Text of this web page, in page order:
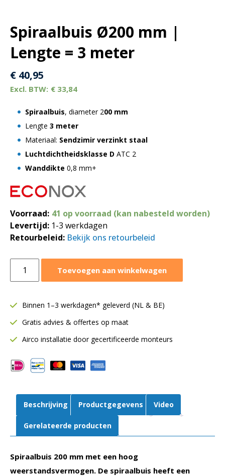
Spiraalbuis Ø200 mm |
Lengte = 3 meter
€ 40,95
€ 33,84
Spiraalbuis, diameter 200 mm
Lengte 3 meter
Materiaal: Sendzimir verzinkt staal
Luchtdichtheidsklasse D ATC 2
Wanddikte 0,8 mm+
Voorraad: 41 op voorraad (kan nabesteld worden)
Levertijd: 1-3 werkdagen
Retourbeleid: Bekijk ons retourbeleid
Ø200
=
3
aantal
Toevoegen aan winkelwagen
Binnen 1–3 werkdagen* geleverd (NL & BE)
Gratis advies & offertes op maat
Airco installatie door gecertificeerde monteurs
Beschrijving Productgegevens Video
Gerelateerde producten
Spiraalbuis 200 mm met een hoog
weerstandsvermogen. De spiraalbuis heeft een